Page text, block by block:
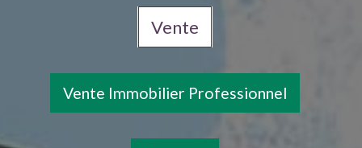
Vente
Vente Immobilier Professionnel